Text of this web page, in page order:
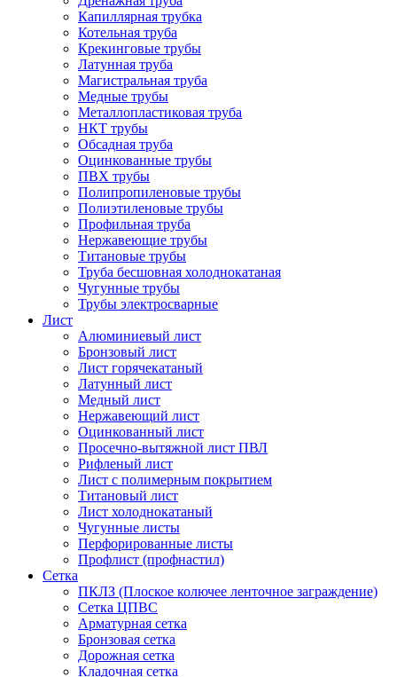
Капиллярная трубка
Котельная труба
Крекинговые трубы
Латунная труба
Магистральная труба
Медные трубы
Металлопластиковая труба
НКТ трубы
Обсадная труба
Оцинкованные трубы
ПВХ трубы
Полипропиленовые трубы
Полиэтиленовые трубы
Профильная труба
Нержавеющие трубы
Титановые трубы
Труба бесшовная холоднокатаная
Чугунные трубы
Трубы электросварные
Лист
Алюминиевый лист
Бронзовый лист
Лист горячекатаный
Латунный лист
Медный лист
Нержавеющий лист
Оцинкованный лист
Просечно-вытяжной лист ПВЛ
Рифленый лист
Лист с полимерным покрытием
Титановый лист
Лист холоднокатаный
Чугунные листы
Перфорированные листы
Профлист (профнастил)
Сетка
ПКЛЗ (Плоское колючее ленточное заграждение)
Сетка ЦПВС
Арматурная сетка
Бронзовая сетка
Дорожная сетка
Кладочная сетка